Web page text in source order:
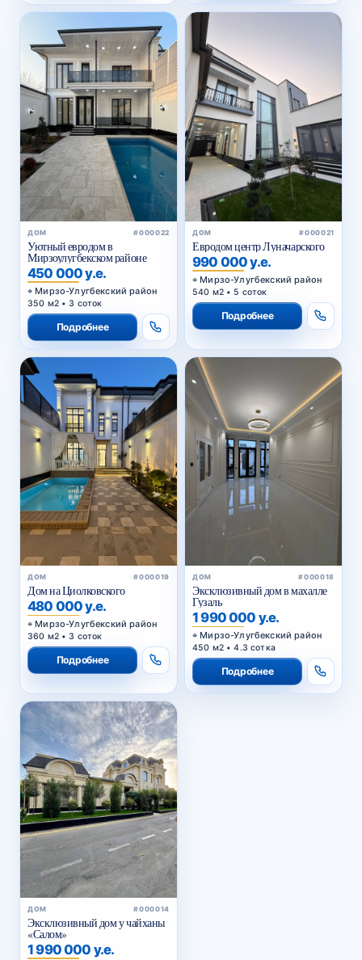
ДОМ #000022
Уютный евродом в
Мирзоулугбекском районе
450 000 у.е.
Мирзо-Улугбекский район
350 м2 • 3 соток
Подробнее
ДОМ #000021
Евродом центр Луначарского
990 000 у.е.
Мирзо-Улугбекский район
540 м2 • 5 соток
Подробнее
ДОМ #000019
Дом на Циолковского
480 000 у.е.
Мирзо-Улугбекский район
360 м2 • 3 соток
Подробнее
ДОМ #000018
Эксклюзивный дом в махалле
Гузаль
1 990 000 у.е.
Мирзо-Улугбекский район
450 м2 • 4.3 сотка
Подробнее
ДОМ #000014
Эксклюзивный дом у чайханы
«Салом»
1 990 000 у.е.